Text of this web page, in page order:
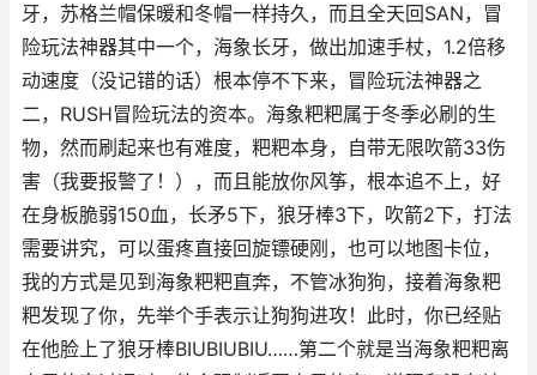
牙，苏格兰帽保暖和冬帽一样持久，而且全天回SAN，冒
险玩法神器其中一个，海象长牙，做出加速手杖，1.2倍移
动速度（没记错的话）根本停不下来，冒险玩法神器之
二，RUSH冒险玩法的资本。海象粑粑属于冬季必刷的生
物，然而刷起来也有难度，粑粑本身，自带无限吹箭33伤
害（我要报警了！），而且能放你风筝，根本追不上，好
在身板脆弱150血，长矛5下，狼牙棒3下，吹箭2下，打法
需要讲究，可以蛋疼直接回旋镖硬刚，也可以地图卡位，
我的方式是见到海象粑粑直奔，不管冰狗狗，接着海象粑
粑发现了你，先举个手表示让狗狗进攻！此时，你已经贴
在他脸上了狼牙棒BIUBIUBIU……第二个就是当海象粑粑离